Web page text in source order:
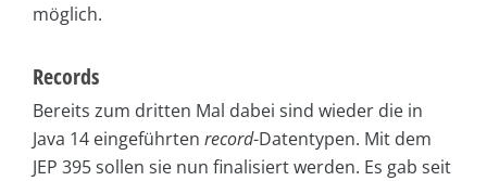
möglich.
Records
Bereits zum dritten Mal dabei sind wieder die in
Java 14 eingeführten record-Datentypen. Mit dem
JEP 395 sollen sie nun finalisiert werden. Es gab seit